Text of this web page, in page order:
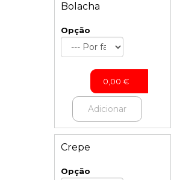
Bolacha
Opção
0,00 €
Adicionar
Crepe
Opção